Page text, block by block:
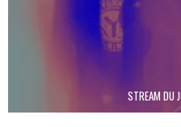
STREAM DU